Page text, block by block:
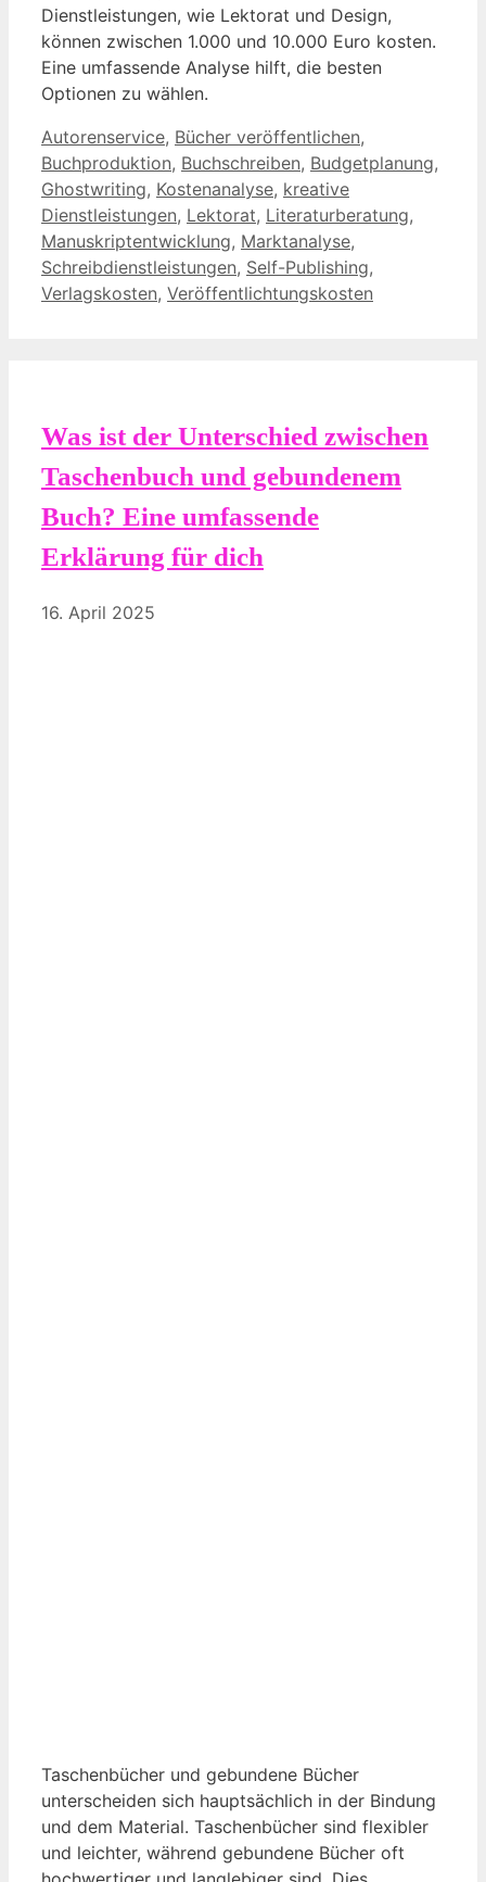
Dienstleistungen, wie Lektorat und Design,
können zwischen 1.000 und 10.000 Euro kosten.
Eine umfassende Analyse hilft, die besten
Optionen zu wählen.
Kategorien
Autorenservice, Bücher veröffentlichen,
Buchproduktion, Buchschreiben, Budgetplanung,
Ghostwriting, Kostenanalyse, kreative
Dienstleistungen, Lektorat, Literaturberatung,
Manuskriptentwicklung, Marktanalyse,
Schreibdienstleistungen, Self-Publishing,
Verlagskosten, Veröffentlichtungskosten
Was ist der Unterschied zwischen
Taschenbuch und gebundenem
Buch? Eine umfassende
Erklärung für dich
16. April 2025
Taschenbücher und gebundene Bücher
unterscheiden sich hauptsächlich in der Bindung
und dem Material. Taschenbücher sind flexibler
und leichter, während gebundene Bücher oft